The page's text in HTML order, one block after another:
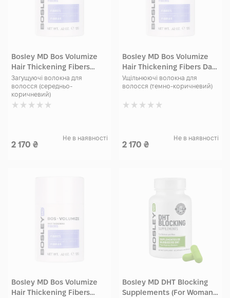
Bosley MD Bos Volumize
Hair Thickening Fibers
Medium Brown 12 гр
Загущуючі волокна для
волосся (середньо-
коричневий)
2 170 ₴
Не в наявності
Bosley MD Bos Volumize
Hair Thickening Fibers Dark
Brown 12 гр
Ущільнюючі волокна для
волосся (темно-коричневий)
2 170 ₴
Не в наявності
Bosley MD Bos Volumize
Hair Thickening Fibers
Bosley MD DHT Blocking
Supplements (For Woman